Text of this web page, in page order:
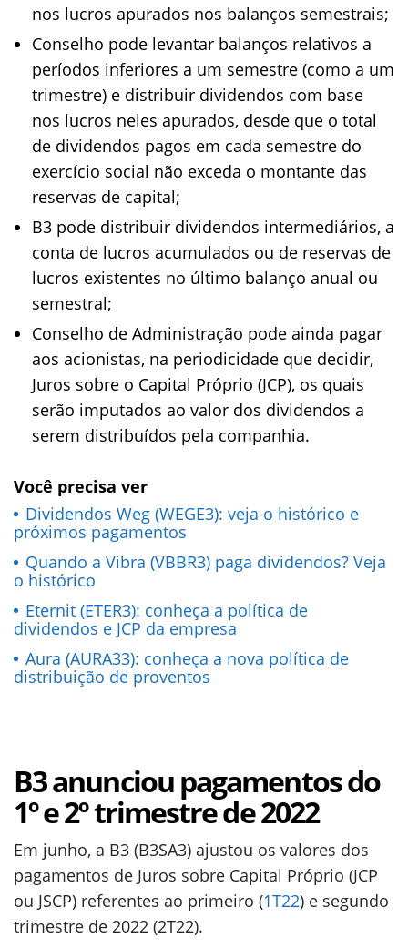
nos lucros apurados nos balanços semestrais;
Conselho pode levantar balanços relativos a
períodos inferiores a um semestre (como a um
trimestre) e distribuir dividendos com base
nos lucros neles apurados, desde que o total
de dividendos pagos em cada semestre do
exercício social não exceda o montante das
reservas de capital;
B3 pode distribuir dividendos intermediários, a
conta de lucros acumulados ou de reservas de
lucros existentes no último balanço anual ou
semestral;
Conselho de Administração pode ainda pagar
aos acionistas, na periodicidade que decidir,
Juros sobre o Capital Próprio (JCP), os quais
serão imputados ao valor dos dividendos a
serem distribuídos pela companhia.
Você precisa ver
Dividendos Weg (WEGE3): veja o histórico e
próximos pagamentos
Quando a Vibra (VBBR3) paga dividendos? Veja
o histórico
Eternit (ETER3): conheça a política de
dividendos e JCP da empresa
Aura (AURA33): conheça a nova política de
distribuição de proventos
B3 anunciou pagamentos do
1º e 2º trimestre de 2022
Em junho, a B3 (B3SA3) ajustou os valores dos
pagamentos de Juros sobre Capital Próprio (JCP
ou JSCP) referentes ao primeiro (1T22) e segundo
trimestre de 2022 (2T22).